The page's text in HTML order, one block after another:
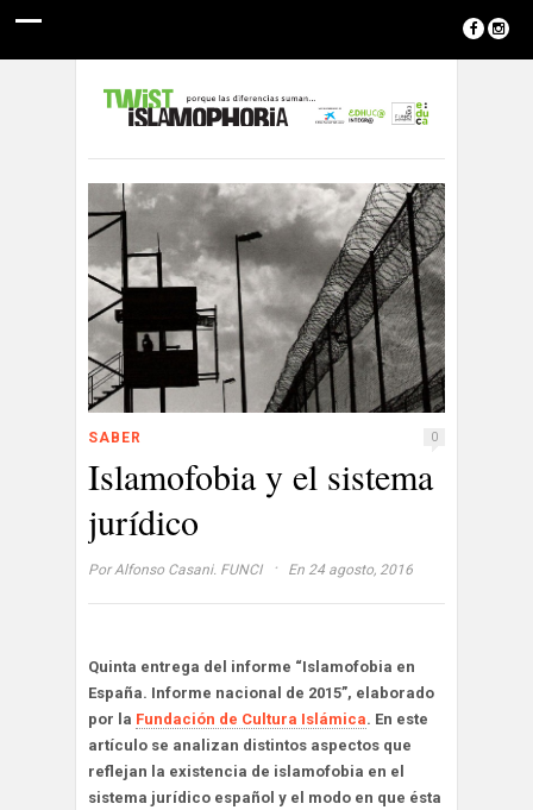
SABER 0
Islamofobia y el sistema
jurídico
PorAlfonso Casani. FUNCI · En 24 agosto, 2016
Quinta entrega del informe “Islamofobia en
España. Informe nacional de 2015”, elaborado
por la Fundación de Cultura Islámica. En este
artículo se analizan distintos aspectos que
reflejan la existencia de islamofobia en el
sistema jurídico español y el modo en que ésta